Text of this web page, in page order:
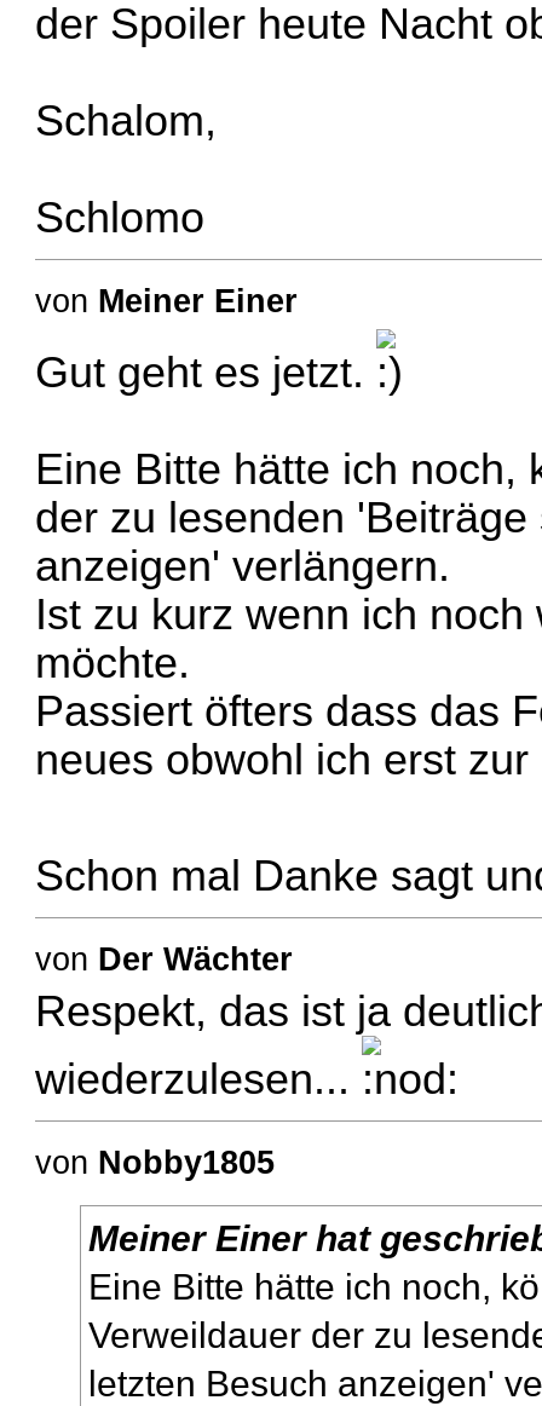
der Spoiler heute Nacht
Schalom,
Schlomo
von Meiner Einer
Gut geht es jetzt.
Eine Bitte hätte ich noch,
der zu lesenden
anzeigen' verlängern.
Ist zu kurz wenn ich
möchte.
Passiert öfters dass das
neues obwohl ich erst
Schon mal Danke sagt
von Der Wächter
Respekt, das ist ja
wiederzulesen...
von Nobby1805
Meiner Einer hat
Eine Bitte hätte ich noch,
Verweildauer der zu
letzten Besuch anzeigen'